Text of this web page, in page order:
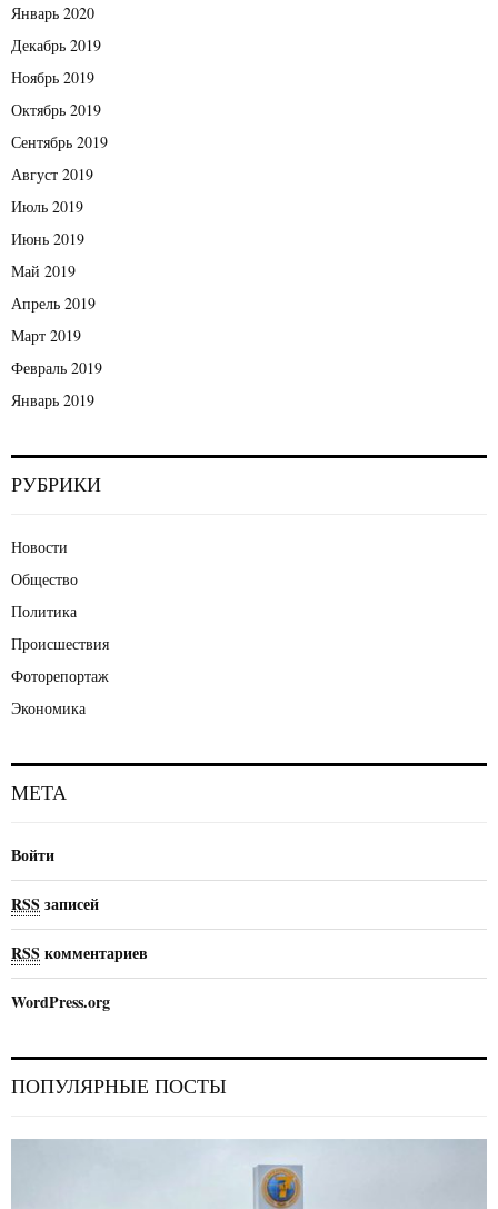
Январь 2020
Декабрь 2019
Ноябрь 2019
Октябрь 2019
Сентябрь 2019
Август 2019
Июль 2019
Июнь 2019
Май 2019
Апрель 2019
Март 2019
Февраль 2019
Январь 2019
РУБРИКИ
Новости
Общество
Политика
Происшествия
Фоторепортаж
Экономика
МЕТА
Войти
RSS записей
RSS комментариев
WordPress.org
ПОПУЛЯРНЫЕ ПОСТЫ